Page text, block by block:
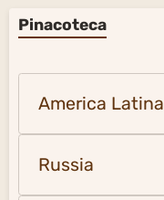
Pinacoteca
America Latina
Russia